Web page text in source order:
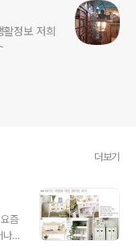
정보 저희
더보기
즘
나